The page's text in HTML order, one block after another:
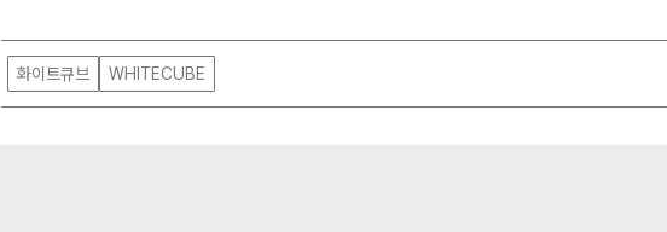
화이트큐브 WHITECUBE